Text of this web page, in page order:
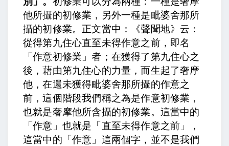
他所攝的初修業，另外一種是毗婆舍那所
攝的初修業。正文當中：
《聲聞地》云：
從得第九住心直至未得作意之前，即名
「作意初修業」者 ；在獲得了第九住心之
後，藉由第九住心的力量，而生起了奢摩
他，在還未獲得毗婆舍那所攝的作意之
前，這個階段我們稱之為是作意初修業，
也就是奢摩他所含攝的初修業。這當中的
「作意」也就是「直至未得作意之前」，
這當中的「作意」這兩個字，並不是我們